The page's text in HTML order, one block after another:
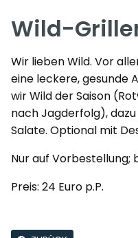
Wild-
Wir lieben Wild. Vor
eine leckere, gesunde
wir Wild der Saison
nach Jagderfolg),
Salate. Optional mit
Nur auf Vorbestellung;
Preis: 24 Euro p.P.